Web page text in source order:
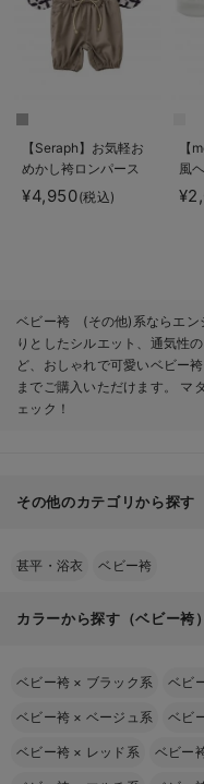
【Seraph】お気軽お
めかし袴ロンパース
男の子 女の子
¥4,950(税込)
【
風
ベビー袴 (その他)系ならエン
りとしたシルエット、通気性
ど、おしゃれで可愛いベビー
までご購入いただけます。 マ
ェック！
その他のカテゴリから探す
甚平・浴衣 ベビー袴
カラーから探す（ベビー袴）
ベビー袴 × ブラック系 ベビ
ベビー袴 × ベージュ系 ベビ
ベビー袴 × レッド系 ベビー